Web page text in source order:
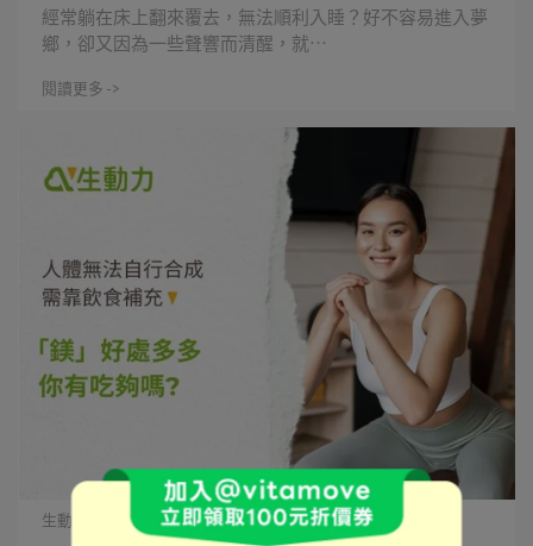
經常躺在床上翻來覆去，無法順利入睡？好不容易進入夢
鄉，卻又因為一些聲響而清醒，就⋯
閱讀更多 ->
生動力營養師群 | 2024-09-04